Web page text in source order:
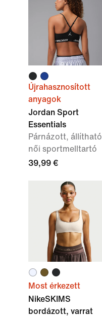
Újrahasznosított
anyagok
Jordan Sport
Essentials
Párnázott, állítható
női sportmelltartó
39,99 €
Most érkezett
NikeSKIMS
bordázott, varrat